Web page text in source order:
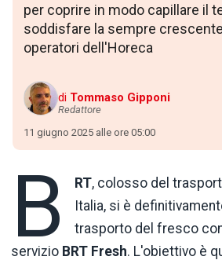
per coprire in modo capillare il
soddisfare la sempre
operatori dell'Horeca
di Tommaso Gipponi
Redattore
11 giugno 2025 alle ore 05:00
B RT, colosso del
Italia, si è
trasporto del fresco
servizio BRT Fresh. L'obiettivo è